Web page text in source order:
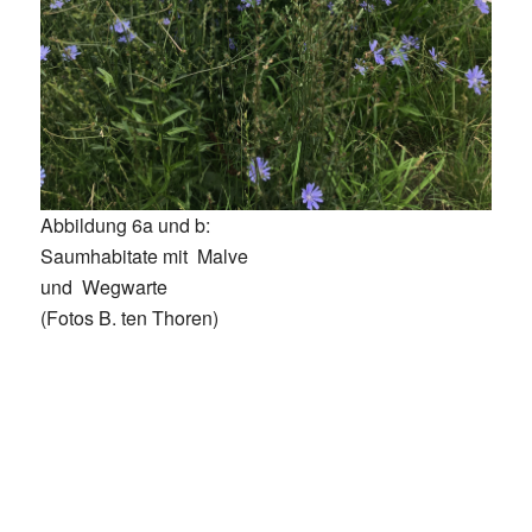
Abbildung 6a und b:
Saumhabitate mit Malve
und Wegwarte
(Fotos B. ten Thoren)